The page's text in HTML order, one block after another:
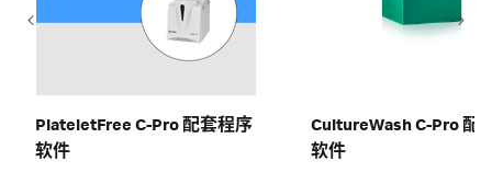
PlateletFree C-Pro 配套程序
软件
CultureWash C-Pro 配
软件